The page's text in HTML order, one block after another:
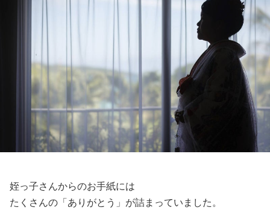
姪っ子さんからのお手紙には
たくさんの「ありがとう」が詰まっていました。